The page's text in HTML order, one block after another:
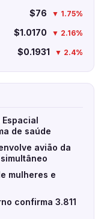
$76 ▼ 1.75%
$1.0170 ▼ 2.16%
$0.1931 ▼ 2.4%
de saúde
avião da
mulheres e
confirma 3.811